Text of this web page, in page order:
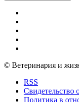
© Ветеринария и
RSS
Политика в